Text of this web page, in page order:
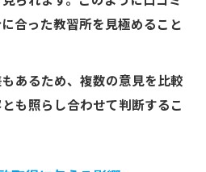
合った教習所を見極めること
あるため、複数の意見を比較
も照らし合わせて判断するこ